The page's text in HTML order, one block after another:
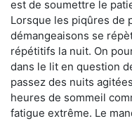
est de soumettre le
Lorsque les piqûres de
démangeaisons se
répétitifs la nuit. On
dans le lit en question
passez des nuits
heures de sommeil
fatigue extrême. Le